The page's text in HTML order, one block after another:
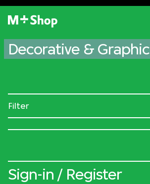
M+ Shop
Decorative & Graphic
Filter
Sign-in / Register